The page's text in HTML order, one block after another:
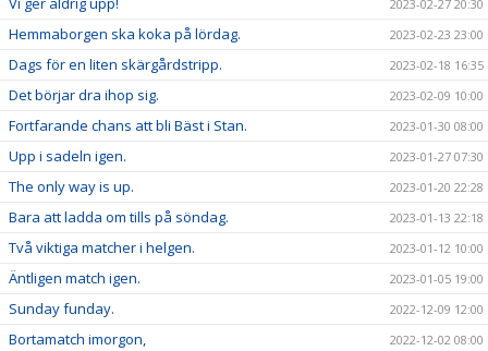
2023-02-27 20:30
Hemmaborgen ska koka på lördag. 2023-02-23 23:00
Dags för en liten skärgårdstripp. 2023-02-18 16:35
Det börjar dra ihop sig. 2023-02-09 10:00
Fortfarande chans att bli Bäst i Stan. 2023-01-30 08:00
Upp i sadeln igen. 2023-01-27 07:30
The only way is up. 2023-01-20 22:28
Bara att ladda om tills på söndag. 2023-01-13 22:18
Två viktiga matcher i helgen. 2023-01-12 10:00
Äntligen match igen. 2023-01-05 19:00
Sunday funday. 2022-12-09 12:00
Bortamatch imorgon, 2022-12-02 08:00